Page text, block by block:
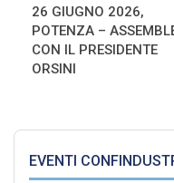
26 GIUGNO 2026,
POTENZA –
CON IL PRESIDENTE
ORSINI
EVENTI